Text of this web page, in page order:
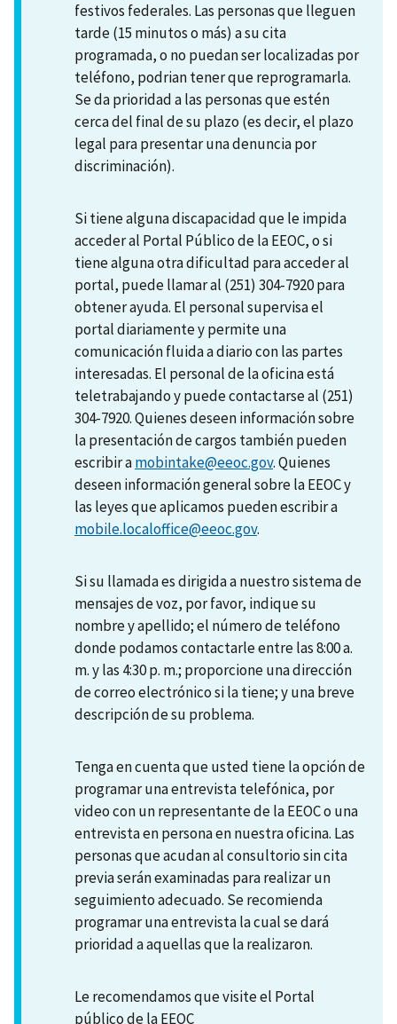
festivos federales. Las personas que lleguen
tarde (15 minutos o más) a su cita
programada, o no puedan ser localizadas por
teléfono, podrian tener que reprogramarla.
Se da prioridad a las personas que estén
cerca del final de su plazo (es decir, el plazo
legal para presentar una denuncia por
discriminación).
Si tiene alguna discapacidad que le impida
acceder al Portal Público de la EEOC, o si
tiene alguna otra dificultad para acceder al
portal, puede llamar al (251) 304-7920 para
obtener ayuda. El personal supervisa el
portal diariamente y permite una
comunicación fluida a diario con las partes
interesadas. El personal de la oficina está
teletrabajando y puede contactarse al (251)
304-7920. Quienes deseen información sobre
la presentación de cargos también pueden
escribir amobintake@eeoc.gov. Quienes
deseen información general sobre la EEOC y
las leyes que aplicamos pueden escribir a
mobile.localoffice@eeoc.gov.
Si su llamada es dirigida a nuestro sistema de
mensajes de voz, por favor, indique su
nombre y apellido; el número de teléfono
donde podamos contactarle entre las 8:00 a.
m. y las 4:30 p. m.; proporcione una dirección
de correo electrónico si la tiene; y una breve
descripción de su problema.
Tenga en cuenta que usted tiene la opción de
programar una entrevista telefónica, por
video con un representante de la EEOC o una
entrevista en persona en nuestra oficina. Las
personas que acudan al consultorio sin cita
previa serán examinadas para realizar un
seguimiento adecuado. Se recomienda
programar una entrevista la cual se dará
prioridad a aquellas que la realizaron.
Le recomendamos que visite el Portal
público de la EEOC